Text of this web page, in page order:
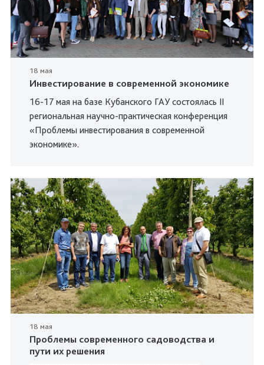
18 мая
Инвестирование в современной экономике
16-17 мая на базе Кубанского ГАУ состоялась II
региональная научно-практическая конференция
«Проблемы инвестирования в современной
экономике».
18 мая
Проблемы современного садоводства и
пути их решения